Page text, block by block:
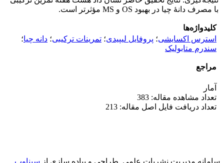
با مصرف دانۀ چیا در بهبود OS و MS مؤثرتر است.
کلیدواژه‌ها
استرس اکسایشی؛ پروفایل لیپیدی؛ تمرینات ترکیبی؛ دانه چیا؛
سندرم متابولیک
مراجع
آمار
تعداد مشاهده مقاله: 383
تعداد دریافت فایل اصل مقاله: 213
سامانه مدیریت نشریات علمی. طراحی و پیاده سازی از سیناوب